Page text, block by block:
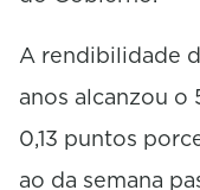
A rendibilidade
anos alcanzou o
0,13 puntos
ao da semana